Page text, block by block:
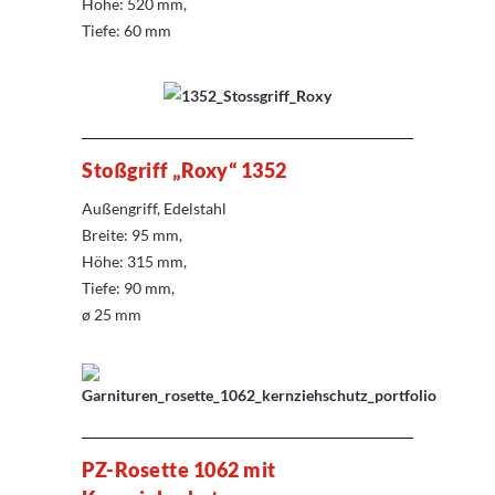
Höhe: 520 mm,
Tiefe: 60 mm
Stoßgriff „Roxy“ 1352
Außengriff, Edelstahl
Breite: 95 mm,
Höhe: 315 mm,
Tiefe: 90 mm,
ø 25 mm
PZ-Rosette 1062 mit